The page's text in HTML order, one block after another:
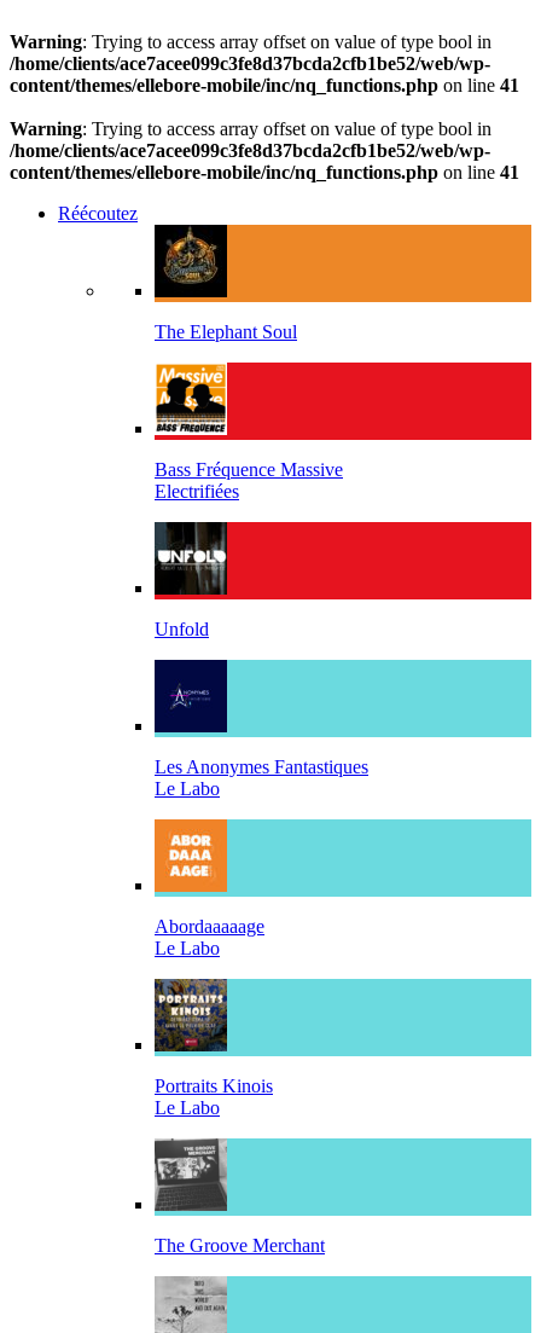
Warning: Trying to access array offset on value of type bool in
/home/clients/ace7acee099c3fe8d37bcda2cfb1be52/web/wp-
content/themes/ellebore-mobile/inc/nq_functions.php on line 41
Warning: Trying to access array offset on value of type bool in
/home/clients/ace7acee099c3fe8d37bcda2cfb1be52/web/wp-
content/themes/ellebore-mobile/inc/nq_functions.php on line 41
Réécoutez
The Elephant Soul
Bass Fréquence Massive
Electrifiées
Unfold
Les Anonymes Fantastiques
Le Labo
Abordaaaaage
Le Labo
Portraits Kinois
Le Labo
The Groove Merchant